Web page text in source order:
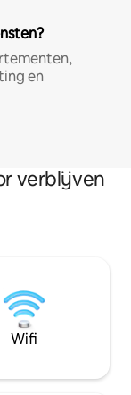
en
verblijven
Wifi